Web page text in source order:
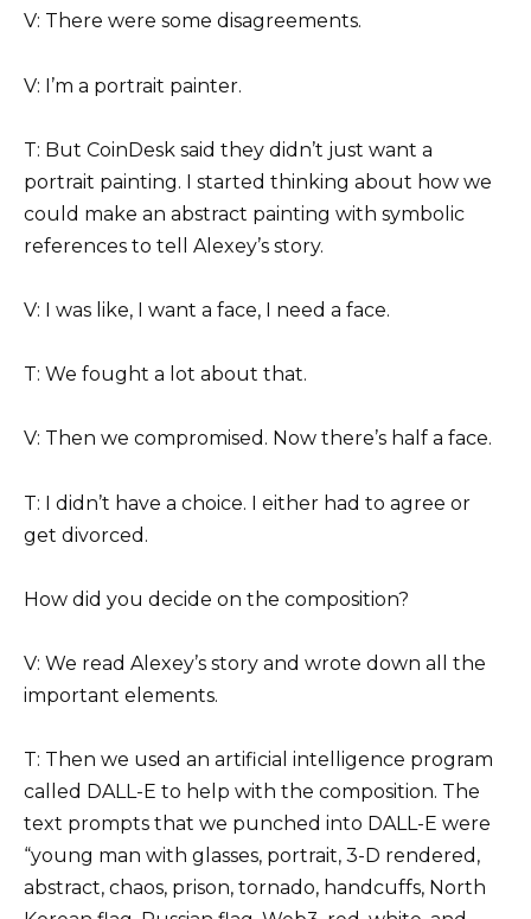
V: There were some disagreements.
V: I’m a portrait painter.
T: But CoinDesk said they didn’t just want a
portrait painting. I started thinking about how we
could make an abstract painting with symbolic
references to tell Alexey’s story.
V: I was like, I want a face, I need a face.
T: We fought a lot about that.
V: Then we compromised. Now there’s half a face.
T: I didn’t have a choice. I either had to agree or
get divorced.
How did you decide on the composition?
V: We read Alexey’s story and wrote down all the
important elements.
T: Then we used an artificial intelligence program
called DALL-E to help with the composition. The
text prompts that we punched into DALL-E were
“young man with glasses, portrait, 3-D rendered,
abstract, chaos, prison, tornado, handcuffs, North